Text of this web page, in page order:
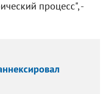
процесс", -